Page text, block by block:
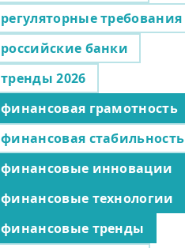
регуляторные требования
российские банки
тренды 2026
финансовая грамотность
финансовая стабильность
финансовые инновации
финансовые технологии
финансовые тренды